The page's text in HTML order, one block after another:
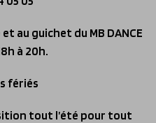
au guichet du MB DANCE
à 20h.
fériés
tout l’été pour tout